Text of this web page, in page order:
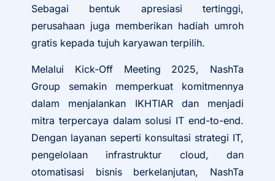
Sebagai bentuk apresiasi tertinggi,
perusahaan juga memberikan hadiah umroh
gratis kepada tujuh karyawan terpilih.
Melalui Kick-Off Meeting 2025, NashTa
Group semakin memperkuat komitmennya
dalam menjalankan IKHTIAR dan menjadi
mitra terpercaya dalam solusi IT end-to-end.
Dengan layanan seperti konsultasi strategi IT,
pengelolaan infrastruktur cloud, dan
otomatisasi bisnis berkelanjutan, NashTa